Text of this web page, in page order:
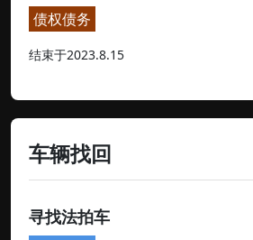
债权债务
结束于2023.8.15
车辆找回
寻找法拍车